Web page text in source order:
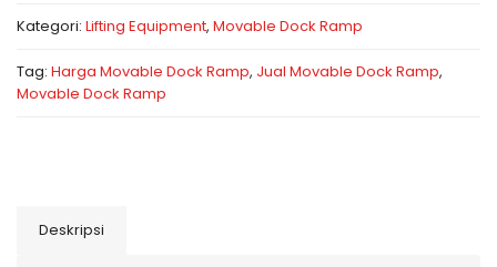
Kategori: Lifting Equipment, Movable Dock Ramp
Tag: Harga Movable Dock Ramp, Jual Movable Dock Ramp,
Movable Dock Ramp
Deskripsi